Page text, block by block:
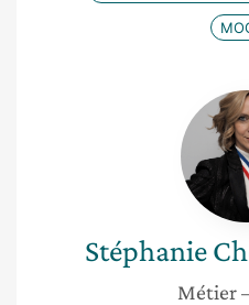
Stéphanie
Métier